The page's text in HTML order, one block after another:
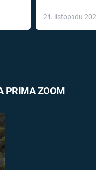
léky
24. listopadu
PRIMA ZOOM